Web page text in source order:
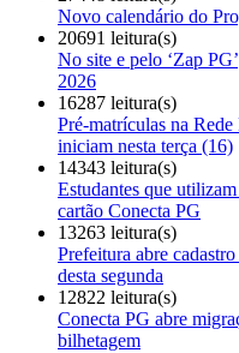
Novo calendário do
20691 leitura(s)
No site e pelo ‘Zap
2026
16287 leitura(s)
Pré-matrículas na
iniciam nesta terça (16)
14343 leitura(s)
Estudantes que
cartão Conecta PG
13263 leitura(s)
Prefeitura abre
desta segunda
12822 leitura(s)
Conecta PG abre
bilhetagem